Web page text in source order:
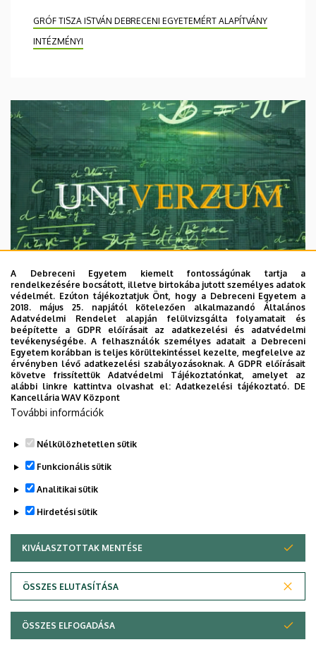
GRÓF TISZA ISTVÁN DEBRECENI EGYETEMÉRT ALAPÍTVÁNY
INTÉZMÉNYI
2026. augusztus 7.
Univerzum: A Debreceni Egyetem
titkos receptjei
KUTATÁS TUDOMÁNY
Adatvédelem
Copyright © 2026 Unideb
A Debreceni Egyetem kiemelt fontosságúnak tartja a
rendelkezésére bocsátott, illetve birtokába jutott személyes adatok
védelmét. Ezúton tájékoztatjuk Önt, hogy a Debreceni Egyetem a
2018. május 25. napjától kötelezően alkalmazandó Általános
Adatvédelmi Rendelet alapján felülvizsgálta folyamatait és
beépítette a GDPR előírásait az adatkezelési és adatvédelmi
tevékenységébe. A felhasználók személyes adatait a Debreceni
Egyetem korábban is teljes körültekintéssel kezelte, megfelelve az
érvényben lévő adatkezelési szabályozásoknak. A GDPR előírásait
követve frissítettük Adatvédelmi Tájékoztatónkat, amelyet az
alábbi linkre kattintva olvashat el:Adatkezelési tájékoztató. DE
Kancellária WAV Központ
További információk
Nélkülözhetetlen sütik
Funkcionális sütik
Analitikai sütik
Hirdetési sütik
KIVÁLASZTOTTAK MENTÉSE
ÖSSZES ELUTASÍTÁSA
WITHDRAW CONSENT
ÖSSZES ELFOGADÁSA